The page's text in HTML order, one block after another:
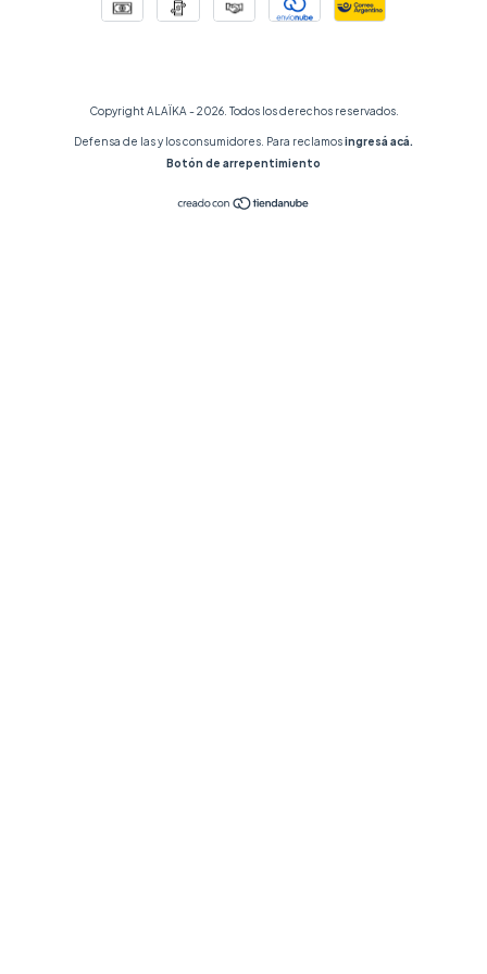
Copyright ALAÏKA - 2026. Todos los derechos reservados.
Defensa de las y los consumidores. Para reclamosingresá acá.
Botón de arrepentimiento